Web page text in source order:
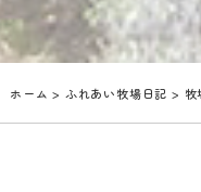
ホーム > ふれあい牧場日記 > 牧